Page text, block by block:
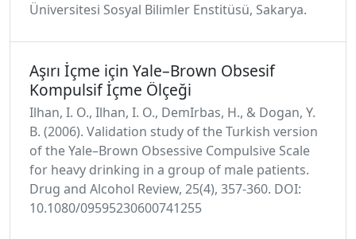
Üniversitesi Sosyal Bilimler Enstitüsü, Sakarya.
Aşırı İçme için Yale–Brown Obsesif
Kompulsif İçme Ölçeği
Ilhan, I. O., Ilhan, I. O., DemIrbas, H., & Dogan, Y.
B. (2006). Validation study of the Turkish version
of the Yale–Brown Obsessive Compulsive Scale
for heavy drinking in a group of male patients.
Drug and Alcohol Review, 25(4), 357-360. DOI:
10.1080/09595230600741255